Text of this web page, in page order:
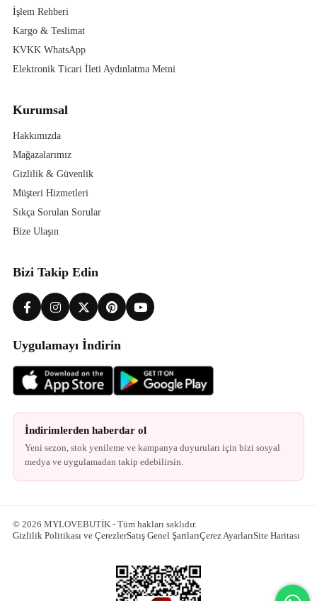
İşlem Rehberi
Kargo & Teslimat
KVKK WhatsApp
Elektronik Ticari İleti Aydınlatma Metni
Kurumsal
Hakkımızda
Mağazalarımız
Gizlilik & Güvenlik
Müşteri Hizmetleri
Sıkça Sorulan Sorular
Bize Ulaşın
Bizi Takip Edin
Uygulamayı İndirin
İndirimlerden haberdar ol
Yeni sezon, stok yenileme ve kampanya duyuruları için bizi sosyal
medya ve uygulamadan takip edebilirsin.
© 2026 MYLOVEBUTİK - Tüm hakları saklıdır.
Gizlilik Politikası ve ÇerezlerSatış Genel ŞartlarıÇerez AyarlarıSite Haritası